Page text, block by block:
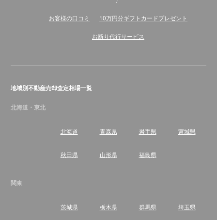
お客様の口コミ 10万円分ギフトカードプレゼント
お断り代行サービス
地域別不動産売却査定相場一覧
北海道・東北
北海道 青森県 岩手県 宮城県
秋田県 山形県 福島県
関東
茨城県 栃木県 群馬県 埼玉県